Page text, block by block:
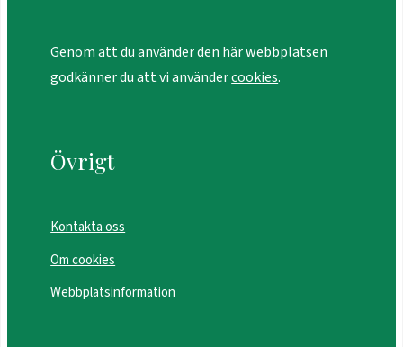
Genom att du använder den här webbplatsen
godkänner du att vi användercookies.
Övrigt
Kontakta oss
Om cookies
Webbplatsinformation